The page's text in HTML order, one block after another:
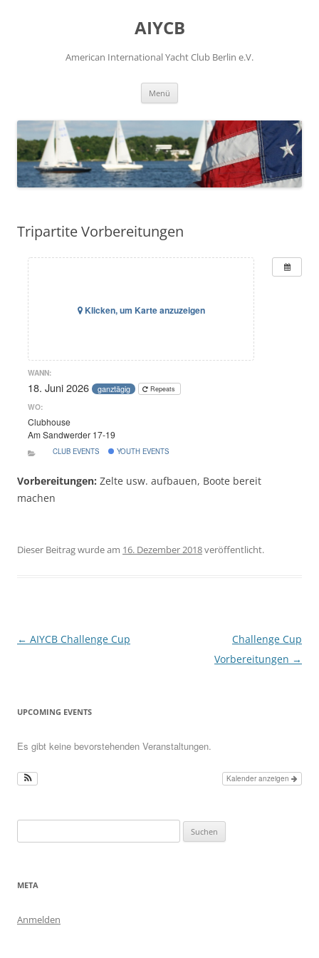
AIYCB
American International Yacht Club Berlin e.V.
Menü
Tripartite Vorbereitungen
Klicken, um Karte anzuzeigen
WANN:
18. Juni 2026 ganztägig Repeats
WO:
Clubhouse
Am Sandwerder 17-19
CLUB EVENTS YOUTH EVENTS
Vorbereitungen: Zelte usw. aufbauen, Boote bereit
machen
Dieser Beitrag wurde am 16. Dezember 2018veröffentlicht.
Beitragsnavigation
← AIYCB Challenge Cup
Challenge Cup
Vorbereitungen →
UPCOMING EVENTS
Es gibt keine bevorstehenden Veranstaltungen.
Kalender anzeigen
nach:
META
Anmelden